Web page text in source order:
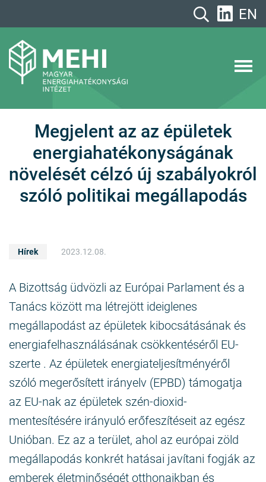
EN
Megjelent az az épületek
energiahatékonyságának
növelését célzó új szabályokról
szóló politikai megállapodás
Hírek 2023.12.08.
A Bizottság üdvözli az Európai Parlament és a
Tanács között ma létrejött ideiglenes
megállapodást az épületek kibocsátásának és
energiafelhasználásának csökkentéséről EU-
szerte . Az épületek energiateljesítményéről
szóló megerősített irányelv (EPBD) támogatja
az EU-nak az épületek szén-dioxid-
mentesítésére irányuló erőfeszítéseit az egész
Unióban. Ez az a terület, ahol az európai zöld
megállapodás konkrét hatásai javítani fogják az
emberek életminőségét otthonaikban és